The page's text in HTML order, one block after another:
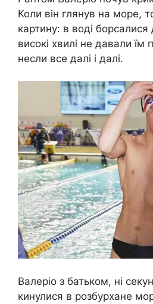
Коли він глянув на море,
картину: в воді борсалися
високі хвилі не давали їм
несли все далі і далі.
Валеріо з батьком, ні
кинулися в розбурхане